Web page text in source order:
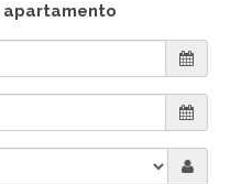
apartamento